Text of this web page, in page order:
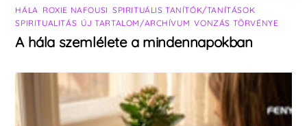
HÁLA ROXIE NAFOUSI SPIRITUÁLIS TANÍTÓK/TANÍTÁSOK
SPIRITUALITÁS ÚJ TARTALOM/ARCHÍVUM ,VONZÁS TÖRVÉNYE
A hála szemlélete a mindennapokban